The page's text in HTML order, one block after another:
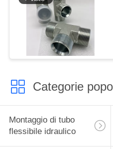
Categorie
Montaggio di tubo
flessibile idraulico